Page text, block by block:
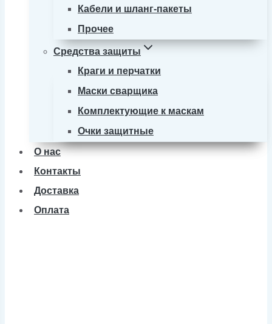
Кабели и шланг-пакеты
Прочее
Средства защиты
Краги и перчатки
Маски сварщика
Комплектующие к маскам
Очки защитные
О нас
Контакты
Доставка
Оплата